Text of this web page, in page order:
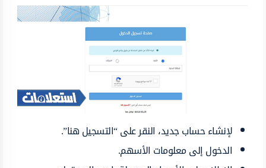
لإنشاء حساب جديد، النقر على “التسجيل هنا”.
الدخول إلى معلومات الأسهم.